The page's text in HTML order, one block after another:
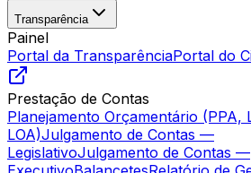
Transparência
Painel
Portal da TransparênciaPortal do
Prestação de Contas
Planejamento Orçamentário (PPA,
LOA)Julgamento de Contas —
LegislativoJulgamento de Contas —